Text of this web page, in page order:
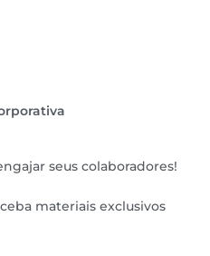
seus colaboradores!
materiais exclusivos